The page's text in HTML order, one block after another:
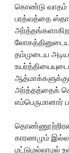
கொண்டு வாதம்
பரத்வத்தை
அர்த்தங்களாகிற
லோகத்தினுடைய
தம்முடைய
அர்த்தத்தைக்
எம்பெருமானார்
காரணமும்
மட்டுமல்லாமல்